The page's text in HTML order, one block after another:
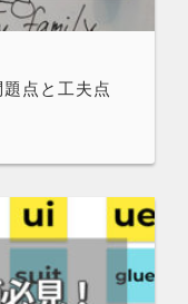
点と工夫点